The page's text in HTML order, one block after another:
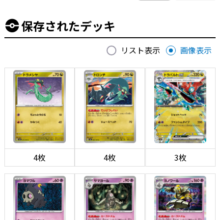
保存されたデッキ
リスト表示 画像表示
4枚 4枚 3枚